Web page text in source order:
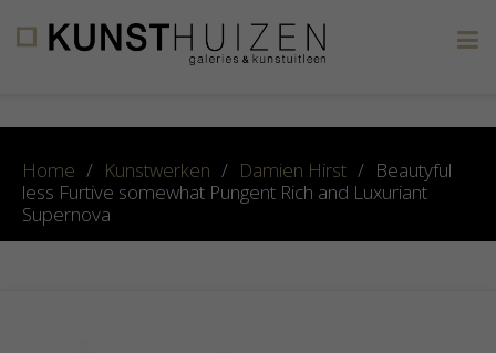
Home / Kunstwerken / Damien Hirst / Beautyful
less Furtive somewhat Pungent Rich and Luxuriant
Supernova